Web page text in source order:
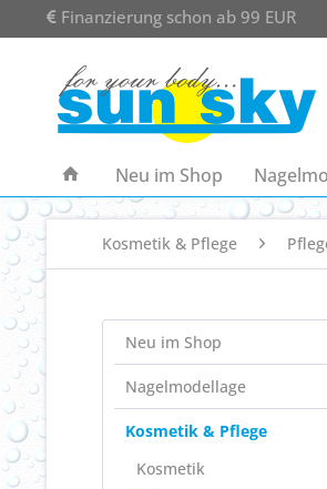
Finanzierung schon ab 99 EUR
Neu im Shop
Kosmetik & Pflege
Neu im Shop
Nagelmodellage
Kosmetik & Pflege
Kosmetik